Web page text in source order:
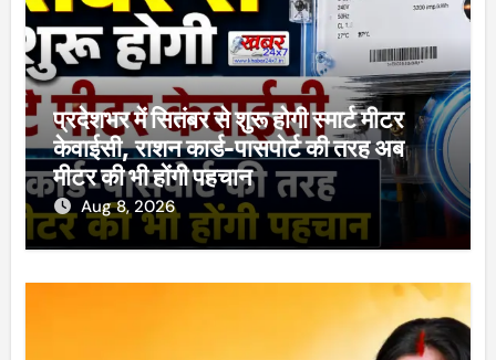
प्रदेशभर में सितंबर से शुरू होगी स्मार्ट मीटर
केवाईसी, राशन कार्ड-पासपोर्ट की तरह अब
मीटर की भी होंगी पहचान
Aug 8, 2026